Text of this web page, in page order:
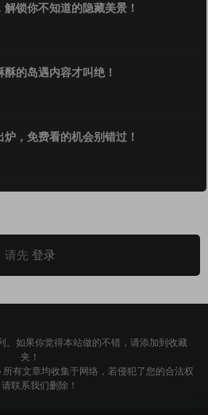
锁你不知道的隐藏美景！
的岛遇内容才叫绝！
，免费看的机会别错过！
请先 登录
。如果你觉得本站做的不错，请添加到收藏
夹！
有文章均收集于网络，若侵犯了您的合法权
联系我们删除！